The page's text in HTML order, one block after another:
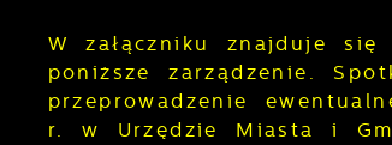
W załączniku znajduje
poniższe zarządzenie.
przeprowadzenie
r. w Urzędzie Miasta i